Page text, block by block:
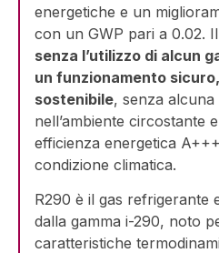
energetiche e un
con un GWP pari a 0.02.
senza l’utilizzo di alcun
un funzionamento
sostenibile, senza alcuna
nell’ambiente circostante
efficienza energetica
condizione climatica.
R290 è il gas refrigerante
dalla gamma i-290, noto
caratteristiche